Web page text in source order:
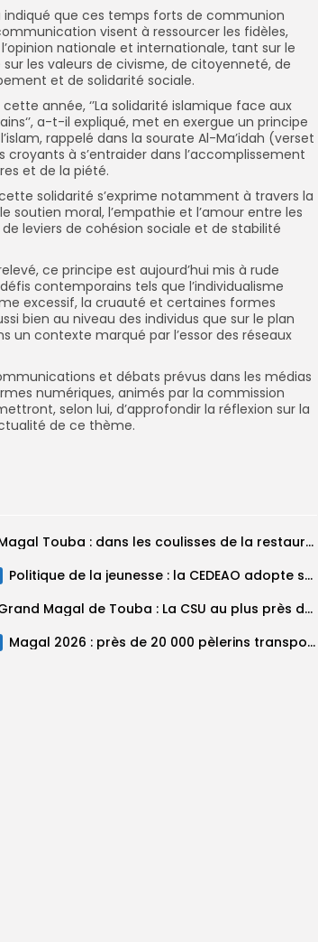
indiqué que ces temps forts de communion
visent à ressourcer les fidèles,
nationale et internationale, tant sur le
les valeurs de civisme, de citoyenneté, de
et de solidarité sociale.
année, ‘’La solidarité islamique face aux
a-t-il expliqué, met en exergue un principe
rappelé dans la sourate Al-Ma’idah (verset
croyants à s’entraider dans l’accomplissement
et de la piété.
solidarité s’exprime notamment à travers la
soutien moral, l’empathie et l’amour entre les
leviers de cohésion sociale et de stabilité
ce principe est aujourd’hui mis à rude
contemporains tels que l’individualisme
excessif, la cruauté et certaines formes
bien au niveau des individus que sur le plan
un contexte marqué par l’essor des réseaux
et débats prévus dans les médias
numériques, animés par la commission
selon lui, d’approfondir la réflexion sur la
de ce thème.
Magal Touba : dans les coulisses de la restauration de la presse...
Politique de la jeunesse : la CEDEAO adopte son plan d’actions stratégiques...
Grand Magal de Touba : La CSU au plus près des pèlerins
Magal 2026 : près de 20 000 pèlerins transportés vers Touba en...